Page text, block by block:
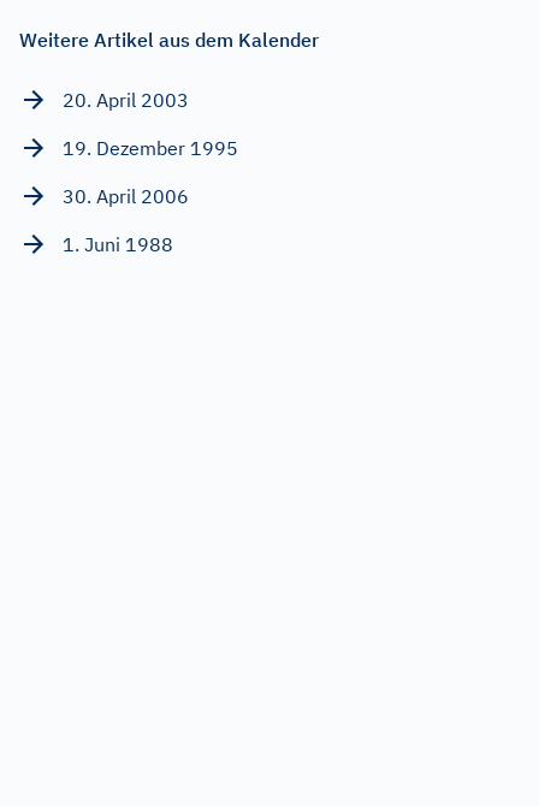
Weitere Artikel aus dem Kalender
20. April 2003
19. Dezember 1995
30. April 2006
1. Juni 1988